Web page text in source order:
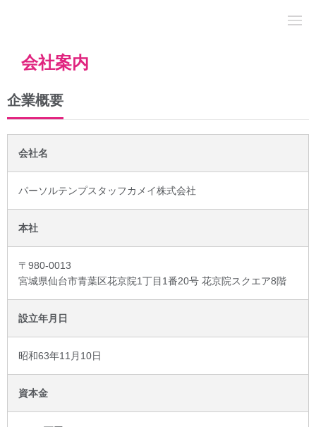
会社案内
企業概要
会社名
パーソルテンプスタッフカメイ株式会社
本社
〒980-0013
宮城県仙台市青葉区花京院1丁目1番20号 花京院スクエア8階
設立年月日
昭和63年11月10日
資本金